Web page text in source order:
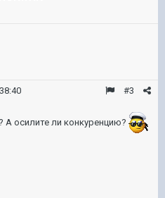
#3
А осилите ли конкуренцию?